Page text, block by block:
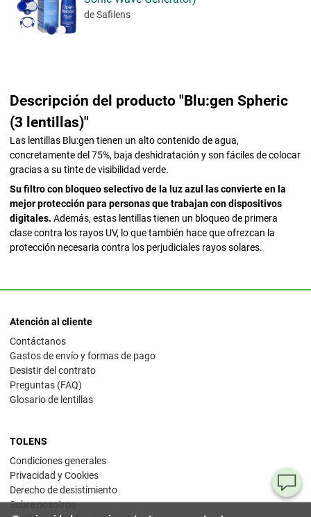
de Safilens
Descripción del producto "Blu:gen Spheric
(3 lentillas)"
Las lentillas Blu:gen tienen un alto contenido de agua,
concretamente del 75%, baja deshidratación y son fáciles de colocar
gracias a su tinte de visibilidad verde.
Su filtro con bloqueo selectivo de la luz azul las convierte en la
mejor protección para personas que trabajan con dispositivos
digitales. Además, estas lentillas tienen un bloqueo de primera
clase contra los rayos UV, lo que también hace que ofrezcan la
protección necesaria contra los perjudiciales rayos solares.
Atención al cliente
Contáctanos
Gastos de envío y formas de pago
Desistir del contrato
Preguntas (FAQ)
Glosario de lentillas
TOLENS
Condiciones generales
Privacidad y Cookies
Derecho de desistimiento
Sobre nosotros